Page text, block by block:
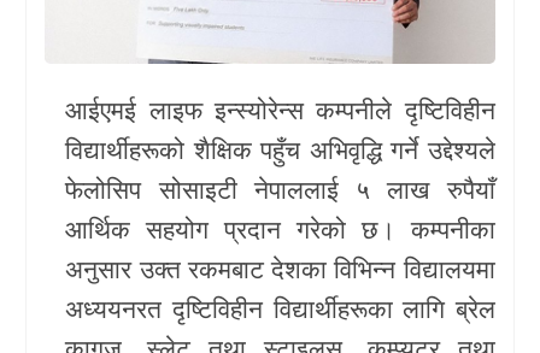
शिक्षा
स्वास्थ्य
खेलकुद
Unicode
आईएमई लाइफ इन्स्योरेन्स कम्पनीले दृष्टिविहीन
विद्यार्थीहरूको शैक्षिक पहुँच अभिवृद्धि गर्ने उद्देश्यले
फेलोसिप सोसाइटी नेपाललाई ५ लाख रुपैयाँ
आर्थिक सहयोग प्रदान गरेको छ। कम्पनीका
अनुसार उक्त रकमबाट देशका विभिन्न विद्यालयमा
अध्ययनरत दृष्टिविहीन विद्यार्थीहरूका लागि ब्रेल